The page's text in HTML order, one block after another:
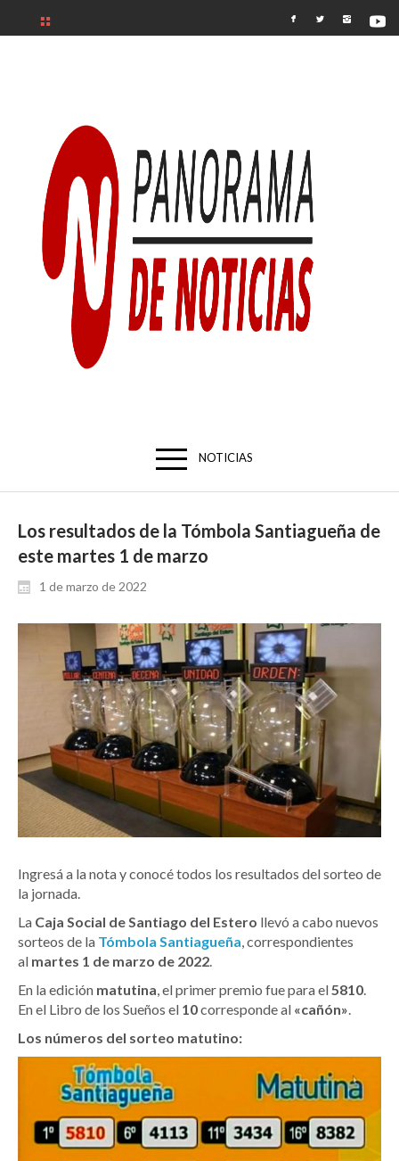
NOTICIAS
Los resultados de la Tómbola Santiagueña de
este martes 1 de marzo
1 de marzo de 2022
Ingresá a la nota y conocé todos los resultados del sorteo de
la jornada.
La Caja Social de Santiago del Estero llevó a cabo nuevos
sorteos de la Tómbola Santiagueña, correspondientes
al martes 1 de marzo de 2022.
En la edición matutina, el primer premio fue para el5810.
En el Libro de los Sueños el 10corresponde al «cañón».
Los números del sorteo matutino: